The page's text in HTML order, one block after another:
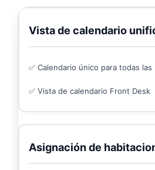
Vista de calendario
✅ Calendario único para todas
✅ Vista de calendario Front Desk
Asignación de